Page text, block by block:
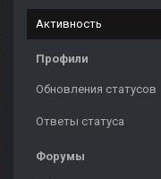
Активность
Профили
Обновления статусов
Ответы статуса
Форумы